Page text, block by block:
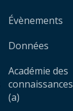
Évènements
Données
Académie des
connaissances
(a)